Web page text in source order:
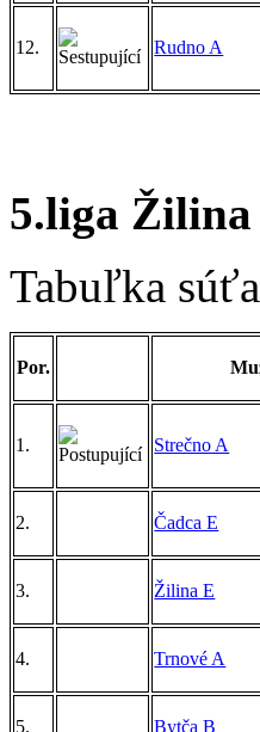
12. Rudno A
5.liga Žilina
Tabuľka
Por.
1. Strečno A
2. Čadca E
3. Žilina E
4. Trnové A
5. Bytča B